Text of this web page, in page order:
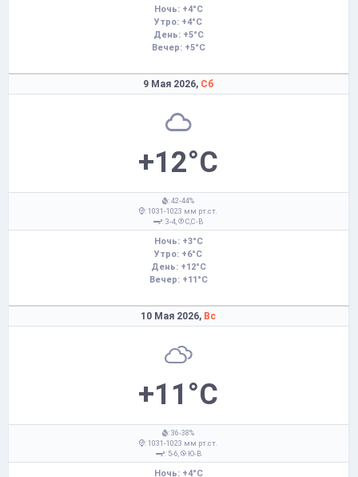
Ночь: +4°C
Утро: +4°C
День: +5°C
Вечер: +5°C
9 Мая 2026, Сб
+12°C
: 42-44%
: 1031-1023 мм рт.ст.
: 3-4,
С,С-В
Ночь: +3°C
Утро: +6°C
День: +12°C
Вечер: +11°C
10 Мая 2026, Вс
+11°C
: 36-38%
: 1031-1023 мм рт.ст.
: 5-6,
Ю-В
Ночь: +4°C